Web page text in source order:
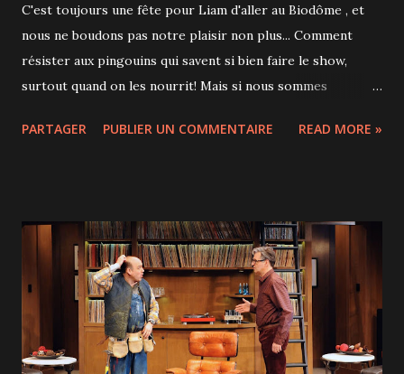
C'est toujours une fête pour Liam d'aller au Biodôme , et
nous ne boudons pas notre plaisir non plus... Comment
résister aux pingouins qui savent si bien faire le show,
surtout quand on les nourrit! Mais si nous sommes
découvrir le nouveau spectacle de marionnettes qui s'y
et est compris dans le prix d'entrée au Biodôme mais
pensez à prendre vos billets à l'entrée pour être sûr
d'avoir votre place dans l'amphithéâtre. 2 marionnettistes
font prendre vie à un petit capybara qui rêve de devenir roi
et que ses amis de la forêt tropicale aident à prendre des
forces, Crédit photo : Espace pour la vie J'ai été bluffée par
PARTAGER PUBLIER UN COMMENTAIRE READ MORE »